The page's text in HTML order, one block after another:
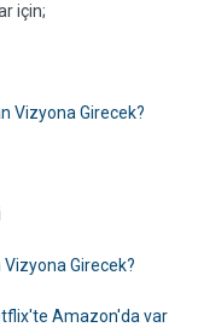
için;
Vizyona Girecek?
Girecek?
Amazon'da var